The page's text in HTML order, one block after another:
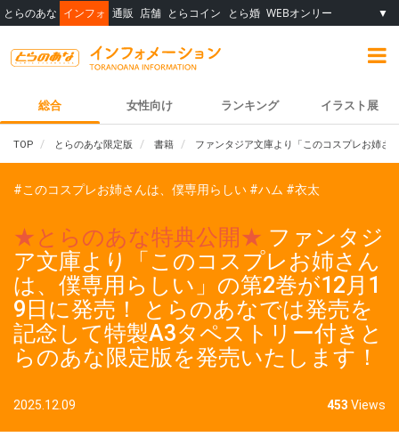
とらのあな インフォ 通販 店舗 とらコイン とら婚 WEBオンリー ▼
総合 女性向け ランキング イラスト展
TOP とらのあな限定版 書籍 ファンタジア文庫より「このコスプレお姉さ
#このコスプレお姉さんは、僕専用らしい #ハム #衣太
★とらのあな特典公開★ ファンタジ
ア文庫より「このコスプレお姉さん
は、僕専用らしい」の第2巻が12月1
9日に発売！ とらのあなでは発売を
記念して特製A3タペストリー付きと
らのあな限定版を発売いたします！
2025.12.09 453 Views